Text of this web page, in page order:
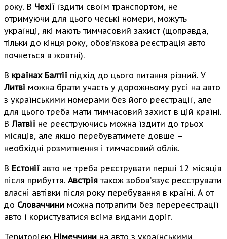
року. В Чехії їздити своїм транспортом, не
отримуючи для цього чеські номери, можуть
українці, які мають тимчасовий захист (щоправда,
тільки до кінця року, обов’язкова реєстрація авто
почнеться в жовтні).
В країнах Балтії підхід до цього питання різний. У
Литві можна брати участь у дорожньому русі на авто
з українськими номерами без його реєстрації, але
для цього треба мати тимчасовий захист в цій країні.
В Латвії не реєструючись можна їздити до трьох
місяців, але якщо перебуватимете довше –
необхідні розмитнення і тимчасовий облік.
В Естонії авто не треба реєструвати перші 12 місяців
після прибуття. Австрія також зобов’язує реєструвати
власні автівки після року перебування в країні. А от
до Словаччини можна потрапити без перереєстрації
авто і користуватися всіма видами доріг.
Територією Німеччини на авто з українськими